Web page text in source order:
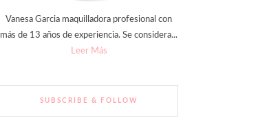
Vanesa Garcia maquilladora profesional con
más de 13 años de experiencia. Se considera...
Leer Más
SUBSCRIBE & FOLLOW